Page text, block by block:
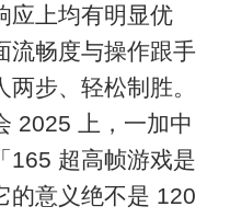
应上均有明显优
流畅度与操作跟手
步、轻松制胜。
2025 上，一加中
165 超高帧游戏是
的意义绝不是 120